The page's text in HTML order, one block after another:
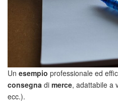
Unesempio professionale ed
consegna dimerce, adattabile a
ecc.).